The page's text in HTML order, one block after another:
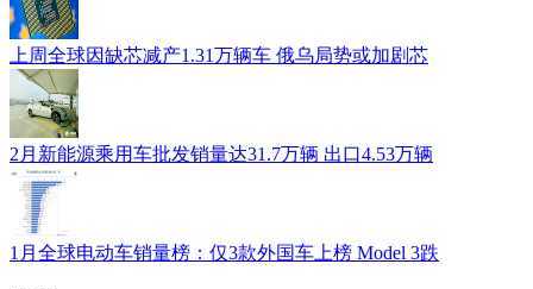
上周全球因缺芯减产1.31万辆车 俄乌局势或加剧芯
2月新能源乘用车批发销量达31.7万辆 出口4.53万辆
1月全球电动车销量榜：仅3款外国车上榜 Model 3跌